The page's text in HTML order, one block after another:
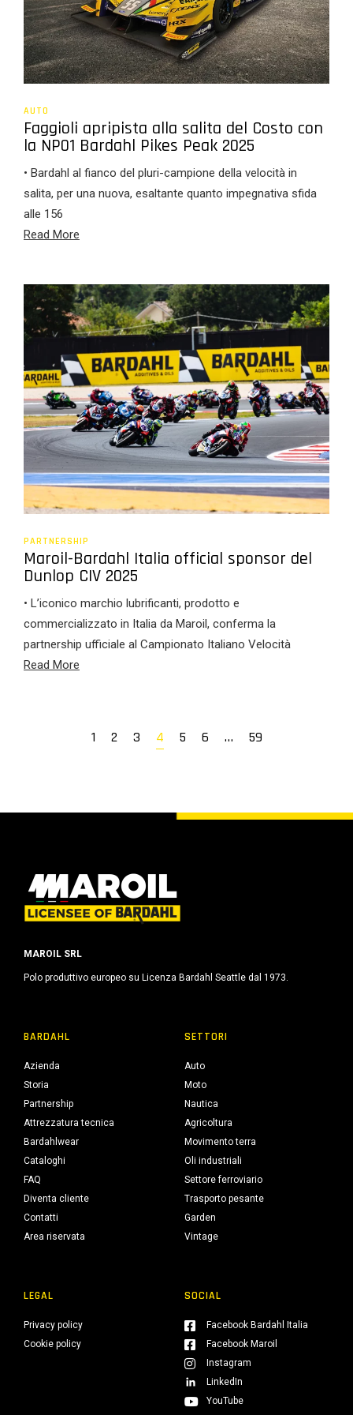
AUTO
Faggioli apripista alla salita del Costo con
la NP01 Bardahl Pikes Peak 2025
• Bardahl al fianco del pluri-campione della velocità in
salita, per una nuova, esaltante quanto impegnativa sfida
alle 156
Read More
PARTNERSHIP
Maroil-Bardahl Italia official sponsor del
Dunlop CIV 2025
• L’iconico marchio lubrificanti, prodotto e
commercializzato in Italia da Maroil, conferma la
partnership ufficiale al Campionato Italiano Velocità
Read More
1 2 3 4 5 6 … 59
MAROIL SRL
Polo produttivo europeo su Licenza Bardahl Seattle dal 1973.
BARDAHL
Azienda
Storia
Partnership
Attrezzatura tecnica
Bardahlwear
Cataloghi
FAQ
Diventa cliente
Contatti
Area riservata
SETTORI
Auto
Moto
Nautica
Agricoltura
Movimento terra
Oli industriali
Settore ferroviario
Trasporto pesante
Garden
Vintage
LEGAL
Privacy policy
Cookie policy
SOCIAL
Facebook Bardahl Italia
Facebook Maroil
Instagram
LinkedIn
YouTube